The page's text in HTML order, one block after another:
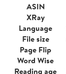
ASIN
XRay
Language
File size
Page Flip
Word Wise
Reading age